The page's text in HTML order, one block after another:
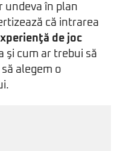
undeva în plan
că intrarea
de joc
şi cum ar trebui să
alegem o